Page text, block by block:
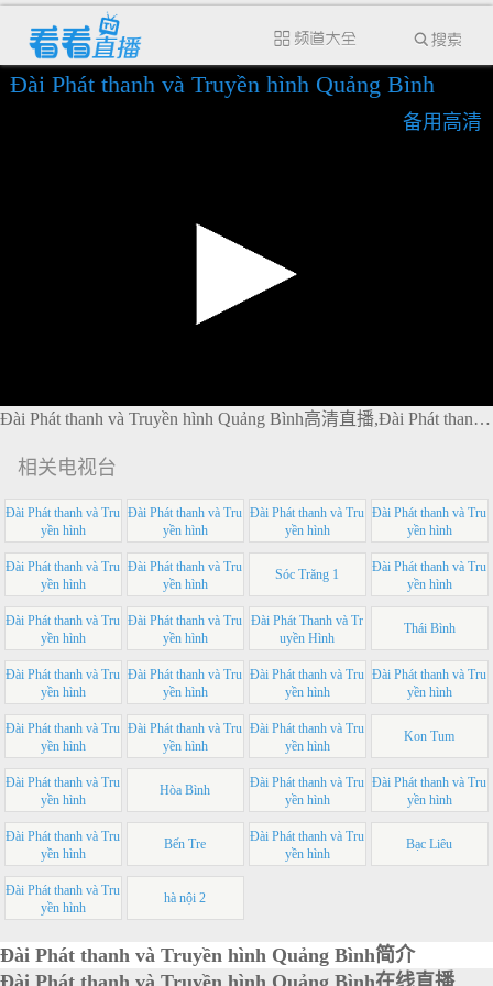
Đài Phát thanh và Truyền hình Quảng Bình
备用高清
Đài Phát thanh và Truyền hình Quảng Bình高清直播,Đài Phát thanh và Truyền hình Quảng Bình在线直播
相关电视台
Đài Phát thanh và Tru
yền hình
Đài Phát thanh và Tru
yền hình
Đài Phát thanh và Tru
yền hình
Đài Phát thanh và Tru
yền hình
Đài Phát thanh và Tru
yền hình
Đài Phát thanh và Tru
yền hình
Sóc Trăng 1
Đài Phát thanh và Tru
yền hình
Đài Phát thanh và Tru
yền hình
Đài Phát thanh và Tru
yền hình
Đài Phát Thanh và Tr
uyền Hình
Thái Bình
Đài Phát thanh và Tru
yền hình
Đài Phát thanh và Tru
yền hình
Đài Phát thanh và Tru
yền hình
Đài Phát thanh và Tru
yền hình
Đài Phát thanh và Tru
yền hình
Đài Phát thanh và Tru
yền hình
Đài Phát thanh và Tru
yền hình
Kon Tum
Đài Phát thanh và Tru
yền hình
Hòa Bình
Đài Phát thanh và Tru
yền hình
Đài Phát thanh và Tru
yền hình
Đài Phát thanh và Tru
yền hình
Bến Tre
Đài Phát thanh và Tru
yền hình
Bạc Liêu
Đài Phát thanh và Tru
yền hình
hà nội 2
Đài Phát thanh và Truyền hình Quảng Bình简介
Đài Phát thanh và Truyền hình Quảng Bình在线直播